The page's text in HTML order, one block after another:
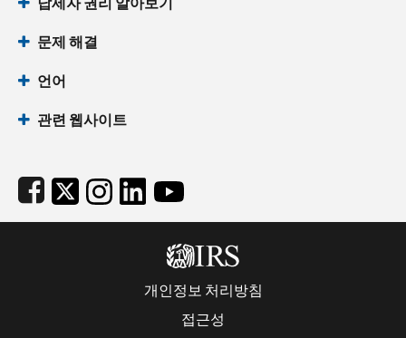
문제 해결
언어
관련 웹사이트
Subfooter
개인정보 처리방침
접근성